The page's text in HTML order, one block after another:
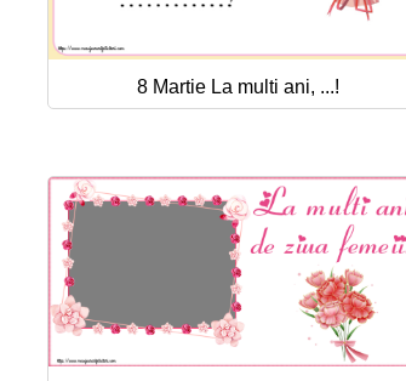
8 Martie La multi ani, ...!